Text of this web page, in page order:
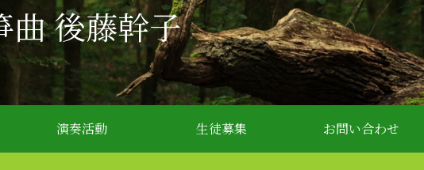
曲 後藤幹子
演奏活動 生徒募集 お問い合わせ